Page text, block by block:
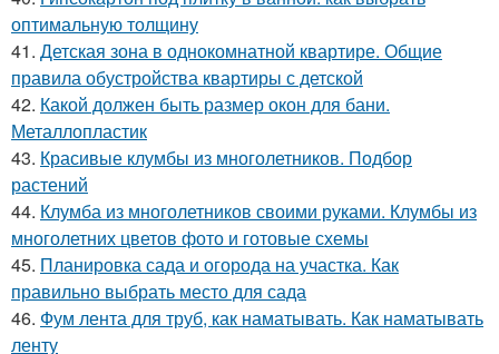
оптимальную толщину
41. Детская зона в однокомнатной квартире. Общие
правила обустройства квартиры с детской
42. Какой должен быть размер окон для бани.
Металлопластик
43. Красивые клумбы из многолетников. Подбор
растений
44. Клумба из многолетников своими руками. Клумбы из
многолетних цветов фото и готовые схемы
45. Планировка сада и огорода на участка. Как
правильно выбрать место для сада
46. Фум лента для труб, как наматывать. Как наматывать
ленту